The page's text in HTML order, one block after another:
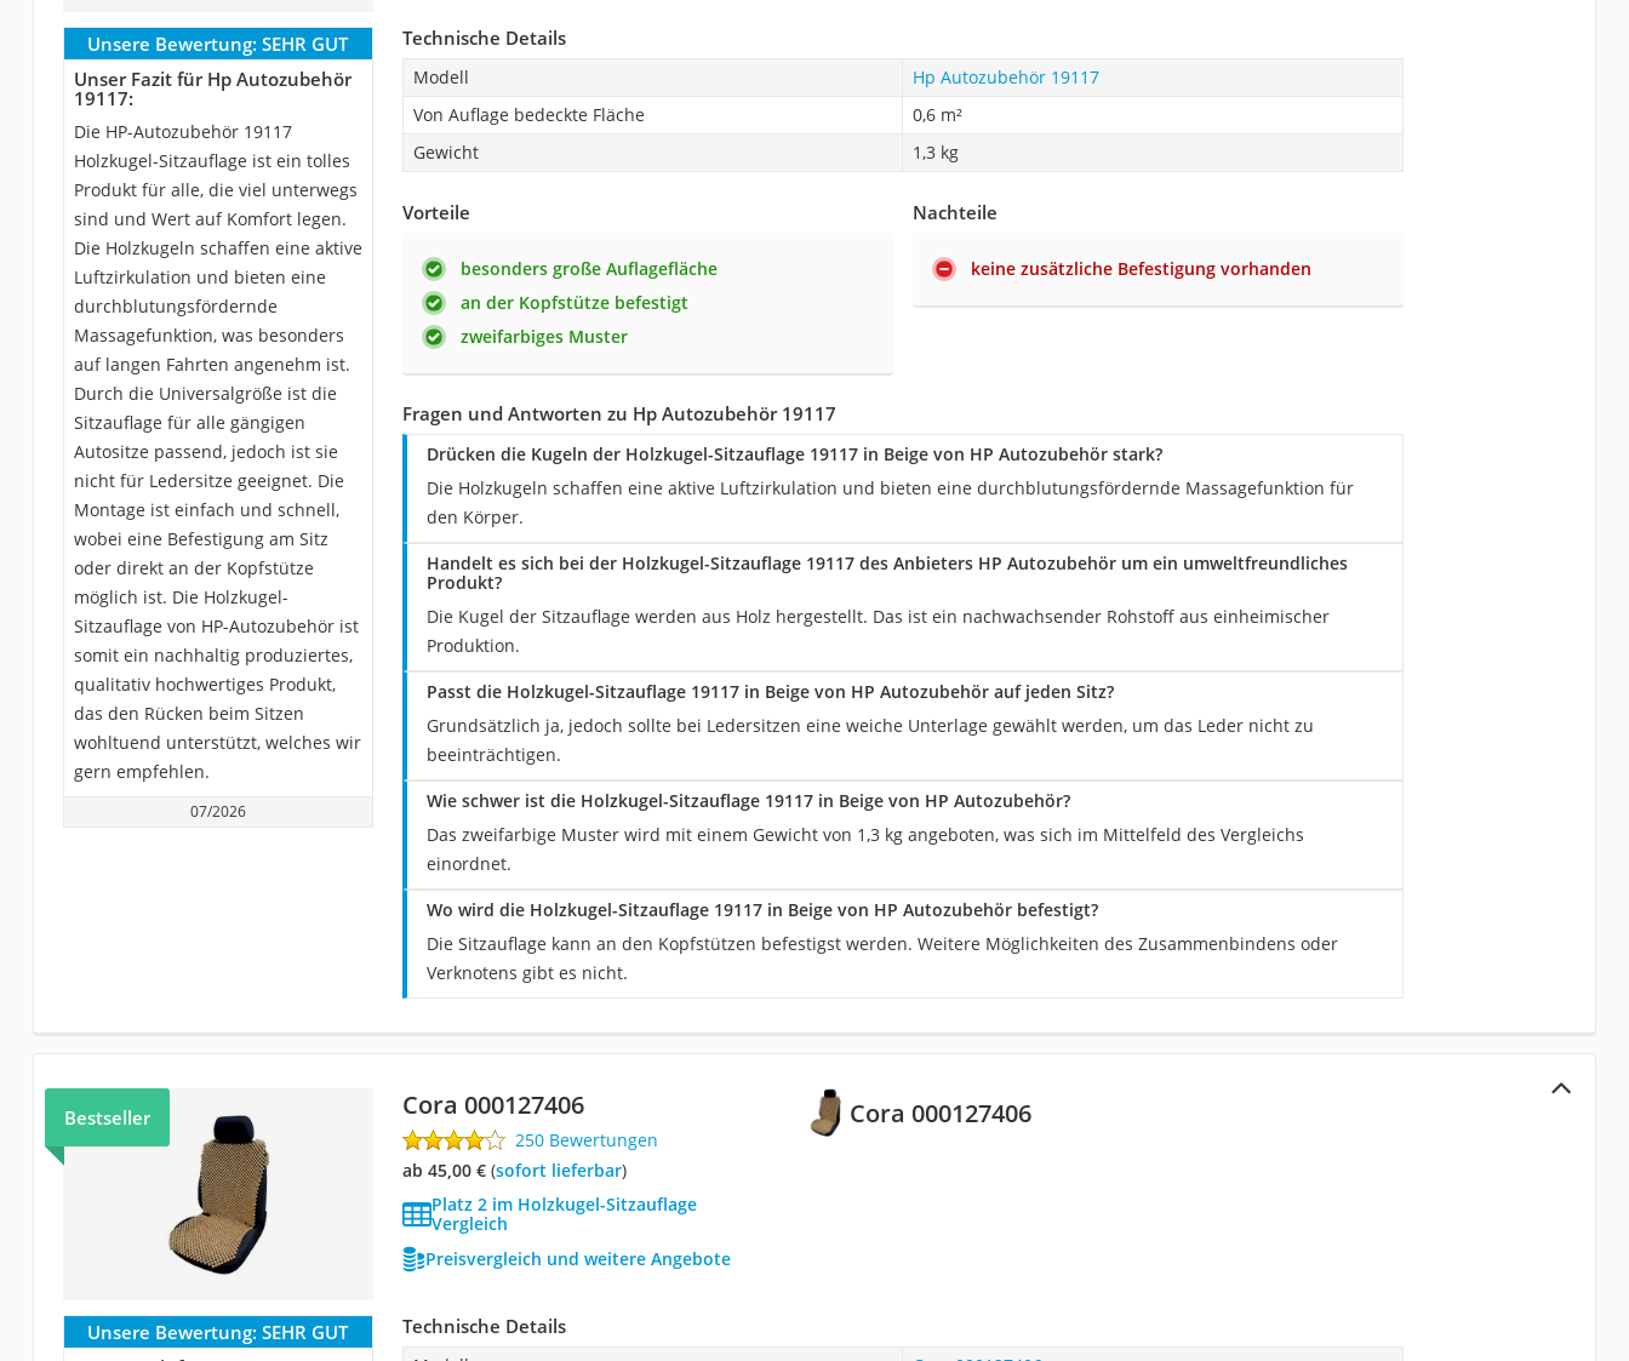
Unsere Bewertung: SEHR GUT
Unser Fazit für Hp Autozubehör
19117:
Die HP-Autozubehör 19117
Holzkugel-Sitzauflage ist ein tolles
Produkt für alle, die viel unterwegs
sind und Wert auf Komfort legen.
Die Holzkugeln schaffen eine aktive
Luftzirkulation und bieten eine
durchblutungsfördernde
Massagefunktion, was besonders
auf langen Fahrten angenehm ist.
Durch die Universalgröße ist die
Sitzauflage für alle gängigen
Autositze passend, jedoch ist sie
nicht für Ledersitze geeignet. Die
Montage ist einfach und schnell,
wobei eine Befestigung am Sitz
oder direkt an der Kopfstütze
möglich ist. Die Holzkugel-
Sitzauflage von HP-Autozubehör ist
somit ein nachhaltig produziertes,
qualitativ hochwertiges Produkt,
das den Rücken beim Sitzen
wohltuend unterstützt, welches wir
gern empfehlen.
07/2026
Technische Details
Modell
Hp Autozubehör 19117
Von Auflage bedeckte Fläche
0,6 m²
Gewicht
1,3 kg
Vorteile
besonders große Auflagefläche
an der Kopfstütze befestigt
zweifarbiges Muster
Nachteile
keine zusätzliche Befestigung vorhanden
Fragen und Antworten zu Hp Autozubehör 19117
Drücken die Kugeln der Holzkugel-Sitzauflage 19117 in Beige von HP Autozubehör stark?
Die Holzkugeln schaffen eine aktive Luftzirkulation und bieten eine durchblutungsfördernde Massagefunktion für
den Körper.
Handelt es sich bei der Holzkugel-Sitzauflage 19117 des Anbieters HP Autozubehör um ein umweltfreundliches
Produkt?
Die Kugel der Sitzauflage werden aus Holz hergestellt. Das ist ein nachwachsender Rohstoff aus einheimischer
Produktion.
Passt die Holzkugel-Sitzauflage 19117 in Beige von HP Autozubehör auf jeden Sitz?
Grundsätzlich ja, jedoch sollte bei Ledersitzen eine weiche Unterlage gewählt werden, um das Leder nicht zu
beeinträchtigen.
Wie schwer ist die Holzkugel-Sitzauflage 19117 in Beige von HP Autozubehör?
Das zweifarbige Muster wird mit einem Gewicht von 1,3 kg angeboten, was sich im Mittelfeld des Vergleichs
einordnet.
Wo wird die Holzkugel-Sitzauflage 19117 in Beige von HP Autozubehör befestigt?
Die Sitzauflage kann an den Kopfstützen befestigst werden. Weitere Möglichkeiten des Zusammenbindens oder
Verknotens gibt es nicht.
Cora 000127406
Bestseller Cora 000127406
250 Bewertungen
ab 45,00 €( Sofort lieferbar)
Platz 2 im Holzkugel-Sitzauflage
Vergleich
Preisvergleich und weitere Angebote
Unsere Bewertung: SEHR GUT
Technische Details